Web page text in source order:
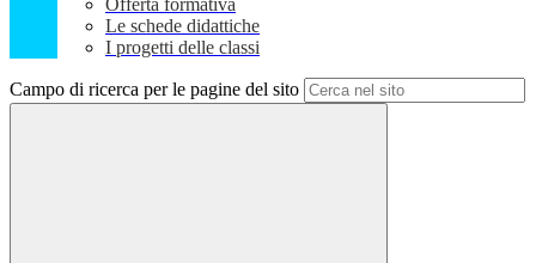
Offerta formativa
Le schede didattiche
I progetti delle classi
Campo di ricerca per le pagine del sito